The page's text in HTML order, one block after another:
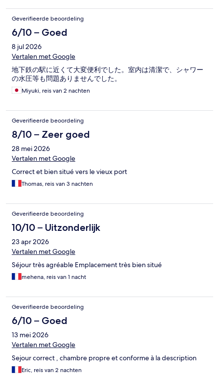
Geverifieerde beoordeling
6/10 – Goed
8 jul 2026
Vertalen met Google
地下鉄の駅に近くて大変便利でした。室内は清潔で、シャワー
の水圧等も問題ありませんでした。
Miyuki, reis van 2 nachten
Geverifieerde beoordeling
8/10 – Zeer goed
28 mei 2026
Vertalen met Google
Correct et bien situé vers le vieux port
Thomas, reis van 3 nachten
Geverifieerde beoordeling
10/10 – Uitzonderlijk
23 apr 2026
Vertalen met Google
Séjour très agréable Emplacement très bien situé
mehena, reis van 1 nacht
Geverifieerde beoordeling
6/10 – Goed
13 mei 2026
Vertalen met Google
Sejour correct , chambre propre et conforme à la description
Eric, reis van 2 nachten